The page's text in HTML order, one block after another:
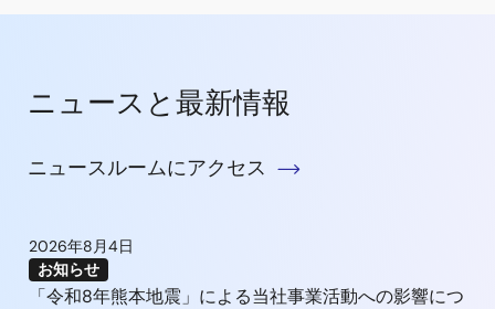
ニュースと最新情報
ニュースルームにアクセス
2026年8月4日
お知らせ
「令和8年熊本地震」による当社事業活動への影響につ